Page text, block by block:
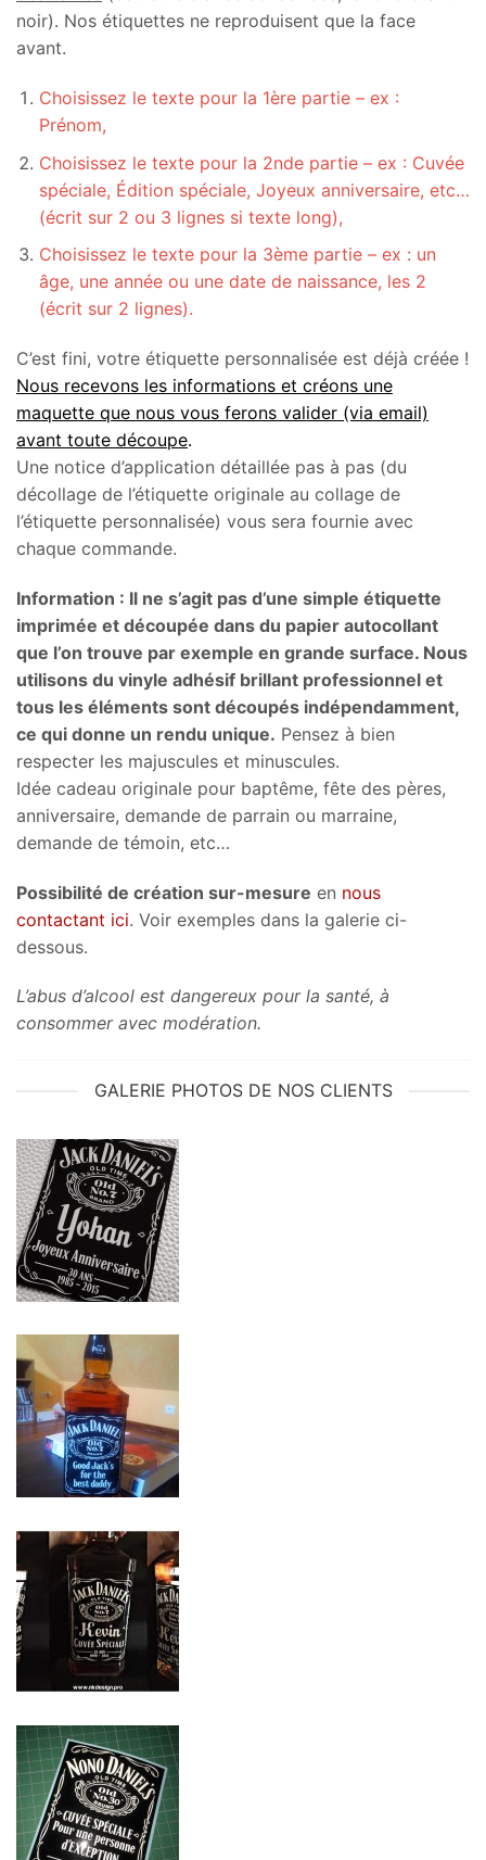
noir). Nos étiquettes ne reproduisent que la face
avant.
Choisissez le texte pour la 1ère partie – ex :
Prénom,
Choisissez le texte pour la 2nde partie – ex : Cuvée
spéciale, Édition spéciale, Joyeux anniversaire, etc…
(écrit sur 2 ou 3 lignes si texte long),
Choisissez le texte pour la 3ème partie – ex : un
âge, une année ou une date de naissance, les 2
(écrit sur 2 lignes).
C’est fini, votre étiquette personnalisée est déjà créée !
Nous recevons les informations et créons une
maquette que nous vous ferons valider (via email)
avant toute découpe.
Une notice d’application détaillée pas à pas (du
décollage de l’étiquette originale au collage de
l’étiquette personnalisée) vous sera fournie avec
chaque commande.
Information : Il ne s’agit pas d’une simple étiquette
imprimée et découpée dans du papier autocollant
que l’on trouve par exemple en grande surface. Nous
utilisons du vinyle adhésif brillant professionnel et
tous les éléments sont découpés indépendamment,
ce qui donne un rendu unique. Pensez à bien
respecter les majuscules et minuscules.
Idée cadeau originale pour baptême, fête des pères,
anniversaire, demande de parrain ou marraine,
demande de témoin, etc…
Possibilité de création sur-mesure en nous
contactant ici. Voir exemples dans la galerie ci-
dessous.
L’abus d’alcool est dangereux pour la santé, à
consommer avec modération.
GALERIE PHOTOS DE NOS CLIENTS